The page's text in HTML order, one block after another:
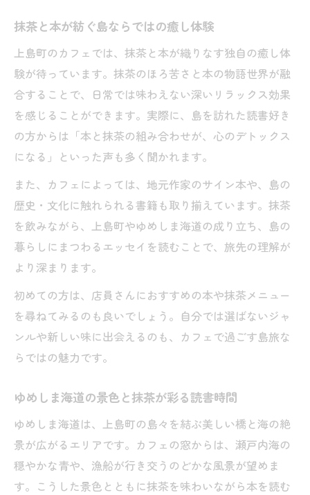
抹茶と本が紡ぐ島ならではの癒し体験
上島町のカフェでは、抹茶と本が織りなす独自の癒し体
験が待っています。抹茶のほろ苦さと本の物語世界が融
合することで、日常では味わえない深いリラックス効果
を感じることができます。実際に、島を訪れた読書好き
の方からは「本と抹茶の組み合わせが、心のデトックス
になる」といった声も多く聞かれます。
また、カフェによっては、地元作家のサイン本や、島の
歴史・文化に触れられる書籍も取り揃えています。抹茶
を飲みながら、上島町やゆめしま海道の成り立ち、島の
暮らしにまつわるエッセイを読むことで、旅先の理解が
より深まります。
初めての方は、店員さんにおすすめの本や抹茶メニュー
を尋ねてみるのも良いでしょう。自分では選ばないジャ
ンルや新しい味に出会えるのも、カフェで過ごす島旅な
らではの魅力です。
ゆめしま海道の景色と抹茶が彩る読書時間
ゆめしま海道は、上島町の島々を結ぶ美しい橋と海の絶
景が広がるエリアです。カフェの窓からは、瀬戸内海の
穏やかな青や、漁船が行き交うのどかな風景が望めま
す。こうした景色とともに抹茶を味わいながら本を読む